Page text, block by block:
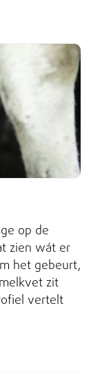
op de
zien wát er
het gebeurt,
zit
vertelt